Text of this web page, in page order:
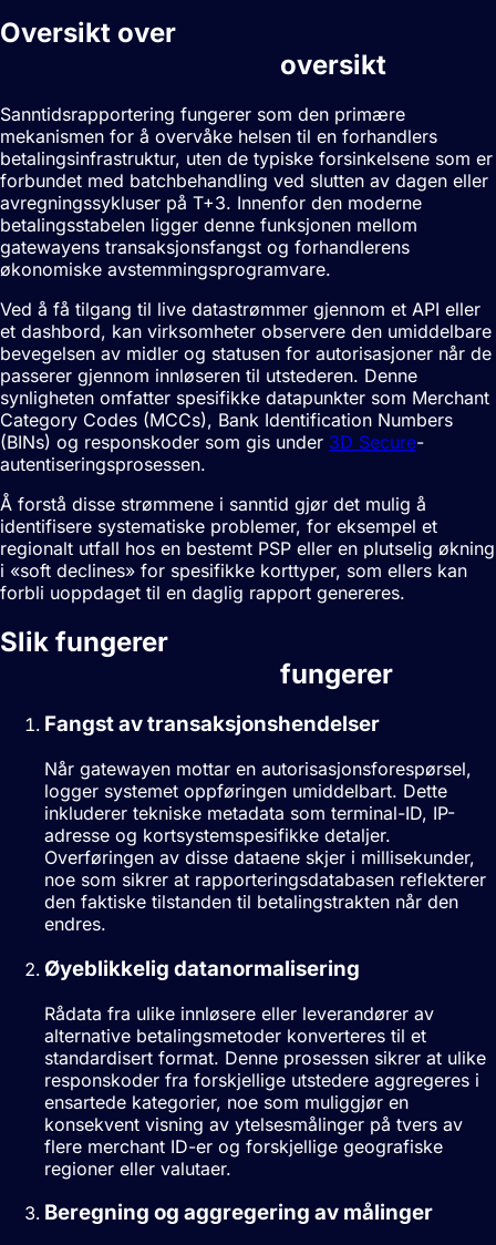
Oversikt over
oversikt
Sanntidsrapportering fungerer som den primære
mekanismen for å overvåke helsen til en forhandlers
betalingsinfrastruktur, uten de typiske forsinkelsene som er
forbundet med batchbehandling ved slutten av dagen eller
avregningssykluser på T+3. Innenfor den moderne
betalingsstabelen ligger denne funksjonen mellom
gatewayens transaksjonsfangst og forhandlerens
økonomiske avstemmingsprogramvare.
Ved å få tilgang til live datastrømmer gjennom et API eller
et dashbord, kan virksomheter observere den umiddelbare
bevegelsen av midler og statusen for autorisasjoner når de
passerer gjennom innløseren til utstederen. Denne
synligheten omfatter spesifikke datapunkter som Merchant
Category Codes (MCCs), Bank Identification Numbers
(BINs) og responskoder som gis under 3D Secure-
autentiseringsprosessen.
Å forstå disse strømmene i sanntid gjør det mulig å
identifisere systematiske problemer, for eksempel et
regionalt utfall hos en bestemt PSP eller en plutselig økning
i «soft declines» for spesifikke korttyper, som ellers kan
forbli uoppdaget til en daglig rapport genereres.
Slik fungerer
fungerer
Fangst av transaksjonshendelser
Når gatewayen mottar en autorisasjonsforespørsel,
logger systemet oppføringen umiddelbart. Dette
inkluderer tekniske metadata som terminal-ID, IP-
adresse og kortsystemspesifikke detaljer.
Overføringen av disse dataene skjer i millisekunder,
noe som sikrer at rapporteringsdatabasen reflekterer
den faktiske tilstanden til betalingstrakten når den
endres.
Øyeblikkelig datanormalisering
Rådata fra ulike innløsere eller leverandører av
alternative betalingsmetoder konverteres til et
standardisert format. Denne prosessen sikrer at ulike
responskoder fra forskjellige utstedere aggregeres i
ensartede kategorier, noe som muliggjør en
konsekvent visning av ytelsesmålinger på tvers av
flere merchant ID-er og forskjellige geografiske
regioner eller valutaer.
Beregning og aggregering av målinger